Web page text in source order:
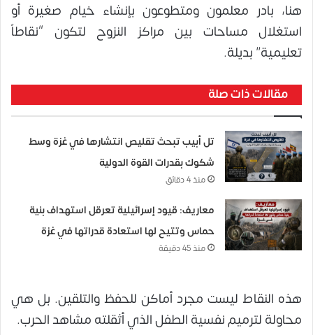
هنا، بادر معلمون ومتطوعون بإنشاء خيام صغيرة أو
استغلال مساحات بين مراكز النزوح لتكون “نقاطاً
تعليمية” بديلة.
مقالات ذات صلة
تل أبيب تبحث تقليص انتشارها في غزة وسط
شكوك بقدرات القوة الدولية
منذ 4 دقائق
معاريف: قيود إسرائيلية تعرقل استهداف بنية
حماس وتتيح لها استعادة قدراتها في غزة
منذ 45 دقيقة
هذه النقاط ليست مجرد أماكن للحفظ والتلقين. بل هي
محاولة لترميم نفسية الطفل الذي أثقلته مشاهد الحرب.